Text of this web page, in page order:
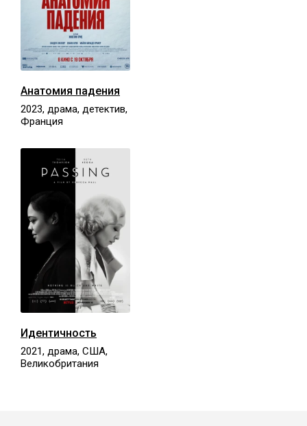
Анатомия падения
2023, драма, детектив,
Франция
Идентичность
2021, драма, США,
Великобритания